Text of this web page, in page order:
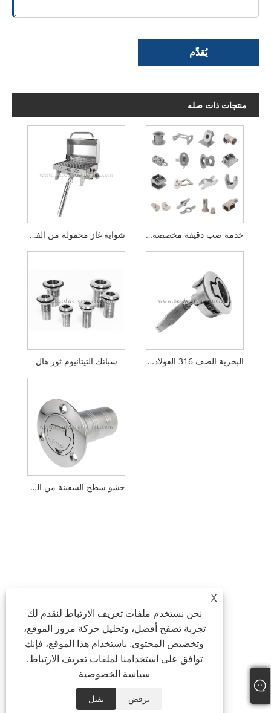
يُقدِّم
منتجات ذات صله
شواية غاز محمولة من الفولاذ المقاوم للصدأ 304 خدمة صب دقيقة مخصصة أجزاء صب الاستثمار من سبائك الصلب الكربوني والفولاذ المقاوم للصدأ
سبائك التيتانيوم ثور هال البحرية الصف 316 الفولاذ المقاوم للصدأ الطابق مشبك فتحة مزلاج فلوش تحول مقبض الرفع
حشو سطح السفينة من الفولاذ المقاوم للصدأ 316 للقوارب البحرية
X
نحن نستخدم ملفات تعريف الارتباط لنقدم لك
تجربة تصفح أفضل، وتحليل حركة مرور الموقع،
وتخصيص المحتوى. باستخدام هذا الموقع، فإنك
توافق على استخدامنا لملفات تعريف الارتباط.
سياسة الخصوصية
يرفض يقبل